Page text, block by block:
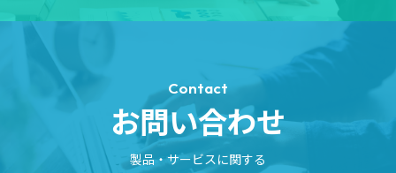
Contact
お問い合わせ
製品・サービスに関する